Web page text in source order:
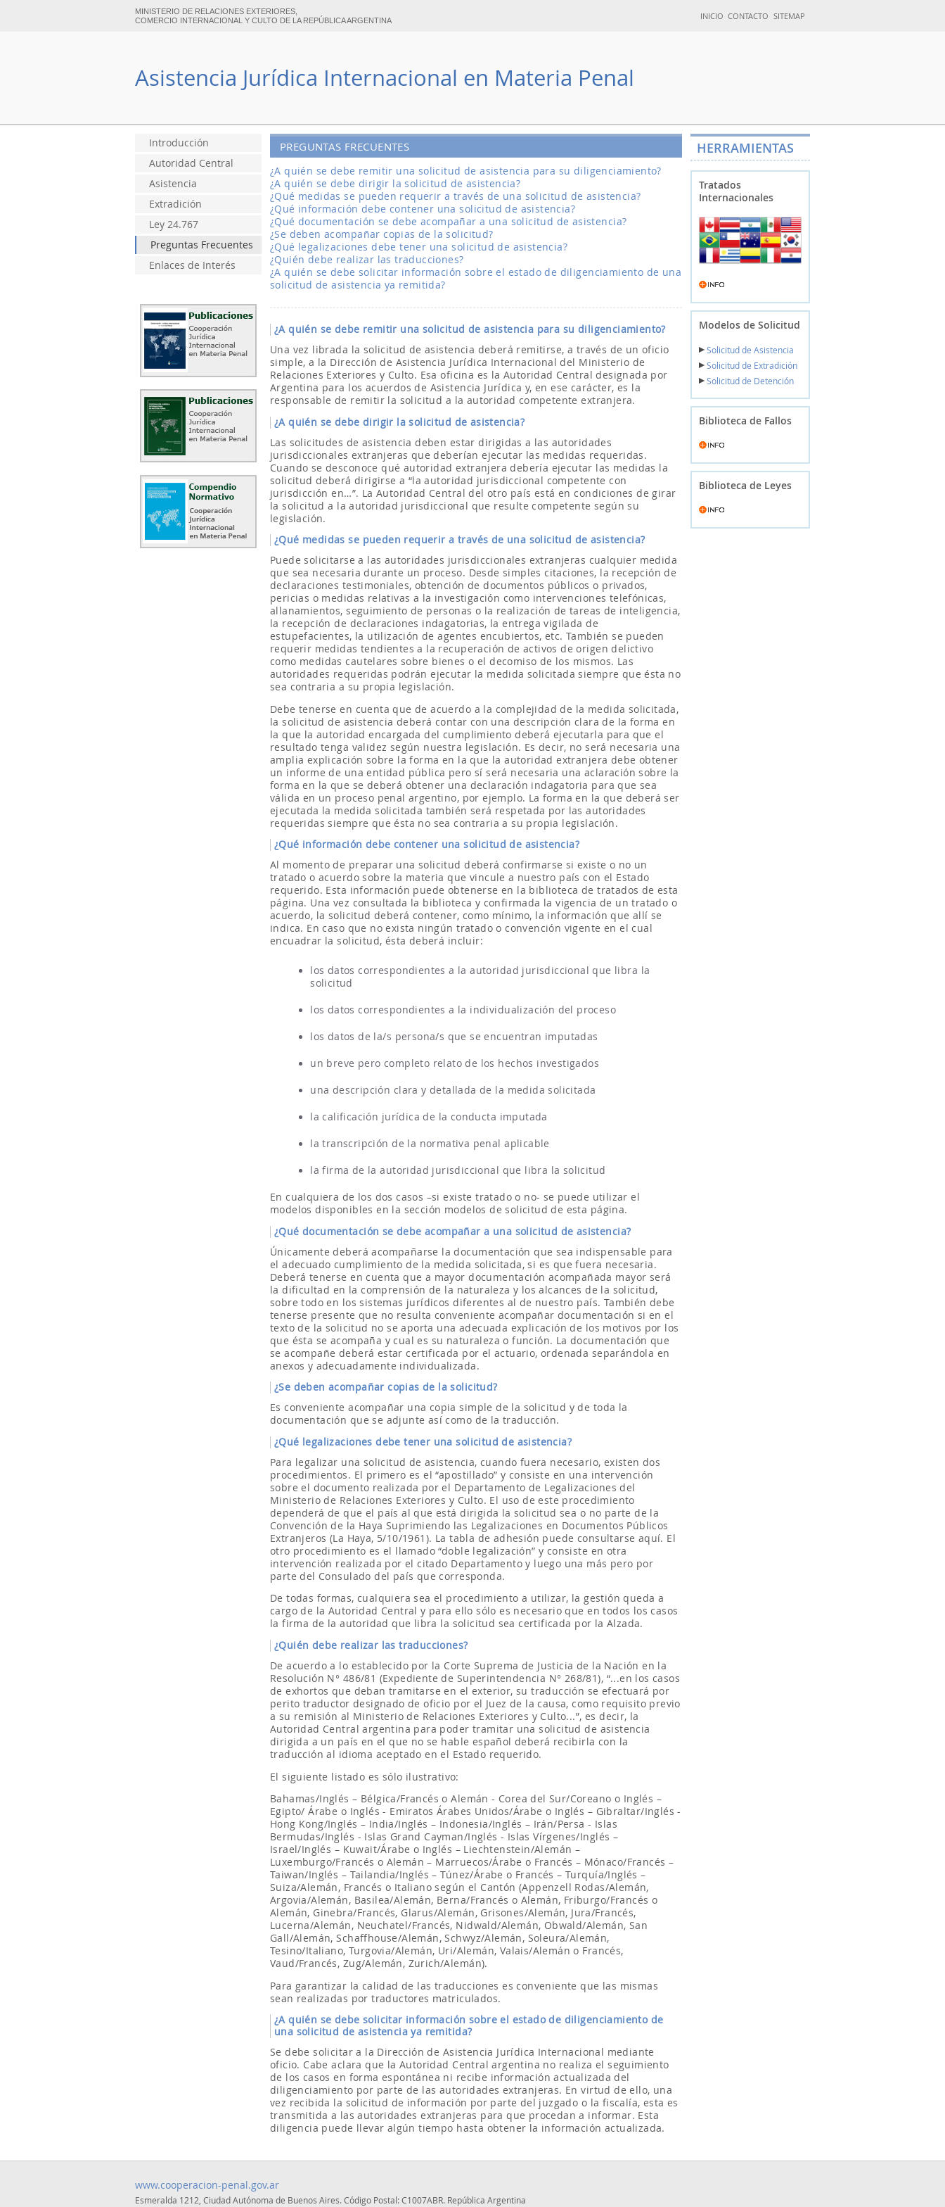
INICIO CONTACTO SITEMAP
MINISTERIO DE RELACIONES EXTERIORES,
COMERCIO INTERNACIONAL Y CULTO DE LA REPÚBLICA ARGENTINA
Asistencia Jurídica Internacional en Materia Penal
Introducción
Autoridad Central
Asistencia
Extradición
Ley 24.767
Preguntas Frecuentes
Enlaces de Interés
PREGUNTAS FRECUENTES
¿A quién se debe remitir una solicitud de asistencia para su diligenciamiento?
¿A quién se debe dirigir la solicitud de asistencia?
¿Qué medidas se pueden requerir a través de una solicitud de asistencia?
¿Qué información debe contener una solicitud de asistencia?
¿Qué documentación se debe acompañar a una solicitud de asistencia?
¿Se deben acompañar copias de la solicitud?
¿Qué legalizaciones debe tener una solicitud de asistencia?
¿Quién debe realizar las traducciones?
¿A quién se debe solicitar información sobre el estado de diligenciamiento de una
solicitud de asistencia ya remitida?
¿A quién se debe remitir una solicitud de asistencia para su diligenciamiento?
Una vez librada la solicitud de asistencia deberá remitirse, a través de un oficio
simple, a la Dirección de Asistencia Jurídica Internacional del Ministerio de
Relaciones Exteriores y Culto. Esa oficina es la Autoridad Central designada por
Argentina para los acuerdos de Asistencia Jurídica y, en ese carácter, es la
responsable de remitir la solicitud a la autoridad competente extranjera.
¿A quién se debe dirigir la solicitud de asistencia?
Las solicitudes de asistencia deben estar dirigidas a las autoridades
jurisdiccionales extranjeras que deberían ejecutar las medidas requeridas.
Cuando se desconoce qué autoridad extranjera debería ejecutar las medidas la
solicitud deberá dirigirse a “la autoridad jurisdiccional competente con
jurisdicción en…”. La Autoridad Central del otro país está en condiciones de girar
la solicitud a la autoridad jurisdiccional que resulte competente según su
legislación.
¿Qué medidas se pueden requerir a través de una solicitud de asistencia?
Puede solicitarse a las autoridades jurisdiccionales extranjeras cualquier medida
que sea necesaria durante un proceso. Desde simples citaciones, la recepción de
declaraciones testimoniales, obtención de documentos públicos o privados,
pericias o medidas relativas a la investigación como intervenciones telefónicas,
allanamientos, seguimiento de personas o la realización de tareas de inteligencia,
la recepción de declaraciones indagatorias, la entrega vigilada de
estupefacientes, la utilización de agentes encubiertos, etc. También se pueden
requerir medidas tendientes a la recuperación de activos de origen delictivo
como medidas cautelares sobre bienes o el decomiso de los mismos. Las
autoridades requeridas podrán ejecutar la medida solicitada siempre que ésta no
sea contraria a su propia legislación.
Debe tenerse en cuenta que de acuerdo a la complejidad de la medida solicitada,
la solicitud de asistencia deberá contar con una descripción clara de la forma en
la que la autoridad encargada del cumplimiento deberá ejecutarla para que el
resultado tenga validez según nuestra legislación. Es decir, no será necesaria una
amplia explicación sobre la forma en la que la autoridad extranjera debe obtener
un informe de una entidad pública pero sí será necesaria una aclaración sobre la
forma en la que se deberá obtener una declaración indagatoria para que sea
válida en un proceso penal argentino, por ejemplo. La forma en la que deberá ser
ejecutada la medida solicitada también será respetada por las autoridades
requeridas siempre que ésta no sea contraria a su propia legislación.
¿Qué información debe contener una solicitud de asistencia?
Al momento de preparar una solicitud deberá confirmarse si existe o no un
tratado o acuerdo sobre la materia que vincule a nuestro país con el Estado
requerido. Esta información puede obtenerse en la biblioteca de tratados de esta
página. Una vez consultada la biblioteca y confirmada la vigencia de un tratado o
acuerdo, la solicitud deberá contener, como mínimo, la información que allí se
indica. En caso que no exista ningún tratado o convención vigente en el cual
encuadrar la solicitud, ésta deberá incluir:
los datos correspondientes a la autoridad jurisdiccional que libra la
solicitud
los datos correspondientes a la individualización del proceso
los datos de la/s persona/s que se encuentran imputadas
un breve pero completo relato de los hechos investigados
una descripción clara y detallada de la medida solicitada
la calificación jurídica de la conducta imputada
la transcripción de la normativa penal aplicable
la firma de la autoridad jurisdiccional que libra la solicitud
En cualquiera de los dos casos –si existe tratado o no- se puede utilizar el
modelos disponibles en la sección modelos de solicitud de esta página.
¿Qué documentación se debe acompañar a una solicitud de asistencia?
Únicamente deberá acompañarse la documentación que sea indispensable para
el adecuado cumplimiento de la medida solicitada, si es que fuera necesaria.
Deberá tenerse en cuenta que a mayor documentación acompañada mayor será
la dificultad en la comprensión de la naturaleza y los alcances de la solicitud,
sobre todo en los sistemas jurídicos diferentes al de nuestro país. También debe
tenerse presente que no resulta conveniente acompañar documentación si en el
texto de la solicitud no se aporta una adecuada explicación de los motivos por los
que ésta se acompaña y cual es su naturaleza o función. La documentación que
se acompañe deberá estar certificada por el actuario, ordenada separándola en
anexos y adecuadamente individualizada.
¿Se deben acompañar copias de la solicitud?
Es conveniente acompañar una copia simple de la solicitud y de toda la
documentación que se adjunte así como de la traducción.
¿Qué legalizaciones debe tener una solicitud de asistencia?
Para legalizar una solicitud de asistencia, cuando fuera necesario, existen dos
procedimientos. El primero es el “apostillado” y consiste en una intervención
sobre el documento realizada por el Departamento de Legalizaciones del
Ministerio de Relaciones Exteriores y Culto. El uso de este procedimiento
dependerá de que el país al que está dirigida la solicitud sea o no parte de la
Convención de la Haya Suprimiendo las Legalizaciones en Documentos Públicos
Extranjeros (La Haya, 5/10/1961). La tabla de adhesión puede consultarse aquí. El
otro procedimiento es el llamado “doble legalización” y consiste en otra
intervención realizada por el citado Departamento y luego una más pero por
parte del Consulado del país que corresponda.
De todas formas, cualquiera sea el procedimiento a utilizar, la gestión queda a
cargo de la Autoridad Central y para ello sólo es necesario que en todos los casos
la firma de la autoridad que libra la solicitud sea certificada por la Alzada.
¿Quién debe realizar las traducciones?
De acuerdo a lo establecido por la Corte Suprema de Justicia de la Nación en la
Resolución N° 486/81 (Expediente de Superintendencia N° 268/81), “...en los casos
de exhortos que deban tramitarse en el exterior, su traducción se efectuará por
perito traductor designado de oficio por el Juez de la causa, como requisito previo
a su remisión al Ministerio de Relaciones Exteriores y Culto...”, es decir, la
Autoridad Central argentina para poder tramitar una solicitud de asistencia
dirigida a un país en el que no se hable español deberá recibirla con la
traducción al idioma aceptado en el Estado requerido.
El siguiente listado es sólo ilustrativo:
Bahamas/Inglés – Bélgica/Francés o Alemán - Corea del Sur/Coreano o Inglés –
Egipto/ Árabe o Inglés - Emiratos Árabes Unidos/Árabe o Inglés – Gibraltar/Inglés -
Hong Kong/Inglés – India/Inglés – Indonesia/Inglés – Irán/Persa - Islas
Bermudas/Inglés - Islas Grand Cayman/Inglés - Islas Vírgenes/Inglés –
Israel/Inglés – Kuwait/Árabe o Inglés – Liechtenstein/Alemán –
Luxemburgo/Francés o Alemán – Marruecos/Árabe o Francés – Mónaco/Francés –
Taiwan/Inglés – Tailandia/Inglés – Túnez/Árabe o Francés – Turquía/Inglés –
Suiza/Alemán, Francés o Italiano según el Cantón (Appenzell Rodas/Alemán,
Argovia/Alemán, Basilea/Alemán, Berna/Francés o Alemán, Friburgo/Francés o
Alemán, Ginebra/Francés, Glarus/Alemán, Grisones/Alemán, Jura/Francés,
Lucerna/Alemán, Neuchatel/Francés, Nidwald/Alemán, Obwald/Alemán, San
Gall/Alemán, Schaffhouse/Alemán, Schwyz/Alemán, Soleura/Alemán,
Tesino/Italiano, Turgovia/Alemán, Uri/Alemán, Valais/Alemán o Francés,
Vaud/Francés, Zug/Alemán, Zurich/Alemán).
Para garantizar la calidad de las traducciones es conveniente que las mismas
sean realizadas por traductores matriculados.
¿A quién se debe solicitar información sobre el estado de diligenciamiento de
una solicitud de asistencia ya remitida?
Se debe solicitar a la Dirección de Asistencia Jurídica Internacional mediante
oficio. Cabe aclara que la Autoridad Central argentina no realiza el seguimiento
de los casos en forma espontánea ni recibe información actualizada del
diligenciamiento por parte de las autoridades extranjeras. En virtud de ello, una
vez recibida la solicitud de información por parte del juzgado o la fiscalía, esta es
transmitida a las autoridades extranjeras para que procedan a informar. Esta
diligencia puede llevar algún tiempo hasta obtener la información actualizada.
HERRAMIENTAS
Tratados
Internacionales
Modelos de Solicitud
Solicitud de Asistencia
Solicitud de Extradición
Solicitud de Detención
Biblioteca de Fallos
Biblioteca de Leyes
www.cooperacion-penal.gov.ar
Esmeralda 1212, Ciudad Autónoma de Buenos Aires. Código Postal: C1007ABR. República Argentina